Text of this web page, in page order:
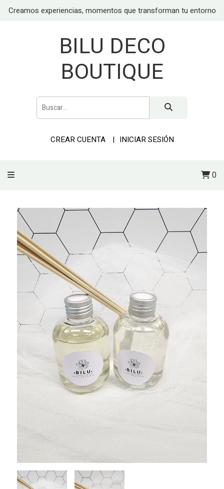
Creamos experiencias, momentos que transforman tu entorno
BILU DECO
BOUTIQUE
CREAR CUENTA INICIAR SESIÓN
0